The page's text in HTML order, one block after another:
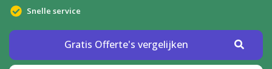
Snelle service
Gratis Offerte's vergelijken